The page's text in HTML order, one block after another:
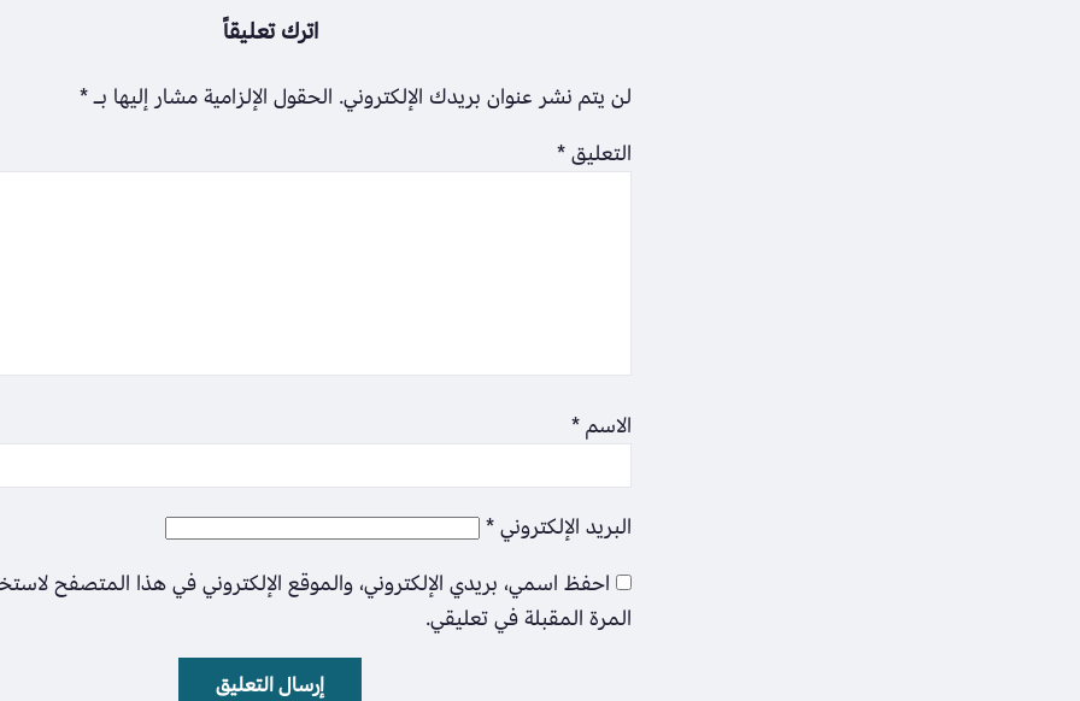
اترك تعليقاً
لن يتم نشر عنوان بريدك الإلكتروني. الحقول الإلزامية مشار إليها بـ*
التعليق*
الاسم*
البريد الإلكتروني*
احفظ اسمي، بريدي الإلكتروني، والموقع الإلكتروني في هذا المتصفح
المرة المقبلة في تعليقي.